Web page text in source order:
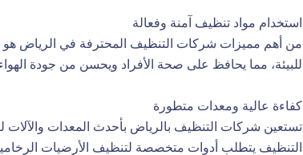
استخدام مواد تنظيف آمنة وفعالة
من أهم مميزات شركات التنظيف المحترفة في الرياض هو
للبيئة، مما يحافظ على صحة الأفراد ويحسن من جودة
كفاءة عالية ومعدات متطورة
تستعين شركات التنظيف بالرياض بأحدث المعدات
التنظيف يتطلب أدوات متخصصة لتنظيف الأرضيات